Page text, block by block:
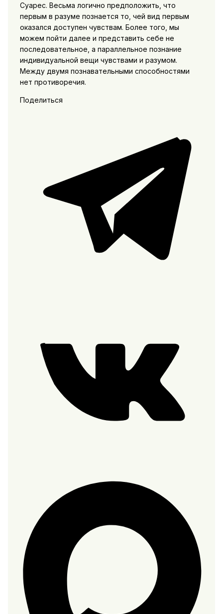
Суарес. Весьма логично предположить, что
первым в разуме познается то, чей вид первым
оказался доступен чувствам. Более того, мы
можем пойти далее и представить себе не
последовательное, а параллельное познание
индивидуальной вещи чувствами и разумом.
Между двумя познавательными способностями
нет противоречия.
Поделиться